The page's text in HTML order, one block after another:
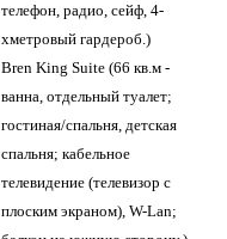
телефон, радио, сейф, 4-
хметровый гардероб.)
Bren King Suite (66 кв.м -
ванна, отдельный туалет;
гостиная/спальня, детская
спальня; кабельное
телевидение (телевизор с
плоским экраном), W-Lan;